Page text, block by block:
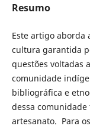
Resumo
Este artigo aborda
cultura garantida
questões voltadas
comunidade
bibliográfica e
dessa
artesanato. Para